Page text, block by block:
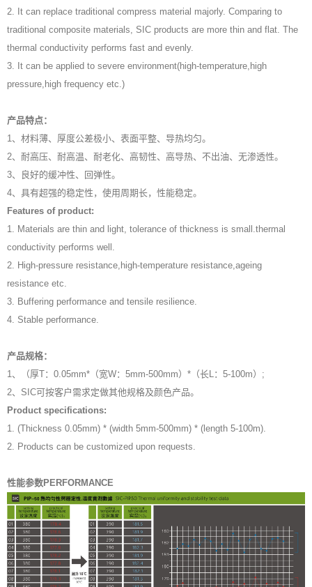
2. It can replace traditional compress material majorly. Comparing to
traditional composite materials, SIC products are more thin and flat. The
thermal conductivity performs fast and evenly.
3. It can be applied to severe environment(high-temperature,high
pressure,high frequency etc.)
产品特点：
1、材料薄、厚度公差极小、表面平整、导热均匀。
2、耐高压、耐高温、耐老化、高韧性、高导热、不出油、无渗透性。
3、良好的缓冲性、回弹性。
4、具有超强的稳定性，使用周期长，性能稳定。
Features of product:
1. Materials are thin and light, tolerance of thickness is small.thermal
conductivity performs well.
2. High-pressure resistance,high-temperature resistance,ageing
resistance etc.
3. Buffering performance and tensile resilience.
4. Stable performance.
产品规格：
1、（厚T：0.05mm*（宽W：5mm-500mm）*（长L：5-100m）;
2、SIC可按客户需求定做其他规格及颜色产品。
Product specifications:
1. (Thickness 0.05mm) * (width 5mm-500mm) * (length 5-100m).
2. Products can be customized upon requests.
性能参数PERFORMANCE